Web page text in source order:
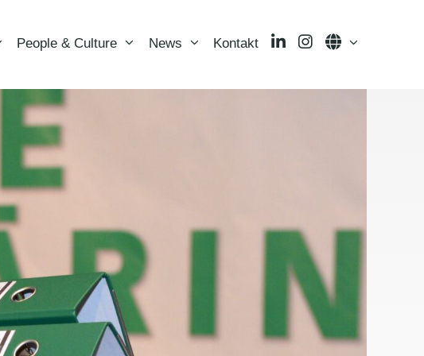
People & Culture News Kontakt LinkedInInstagramLanguage